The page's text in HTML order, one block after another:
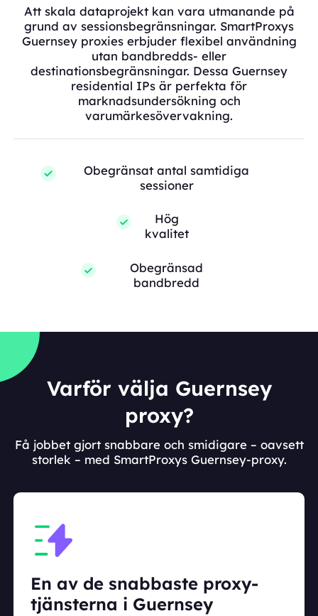
Att skala dataprojekt kan vara utmanande på
grund av sessionsbegränsningar. SmartProxys
Guernsey proxies erbjuder flexibel användning
utan bandbredds- eller
destinationsbegränsningar. Dessa Guernsey
residential IPs är perfekta för
marknadsundersökning och
varumärkesövervakning.
Obegränsat antal samtidiga
sessioner
Hög
kvalitet
Obegränsad
bandbredd
Varför välja Guernsey
proxy?
Få jobbet gjort snabbare och smidigare – oavsett
storlek – med SmartProxys Guernsey-proxy.
En av de snabbaste proxy-
tjänsterna i Guernsey